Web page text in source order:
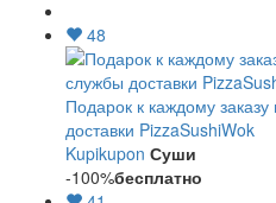
48
Подарок к каждому
доставки PizzaSushiWok
Kupikupon Суши
-100%бесплатно